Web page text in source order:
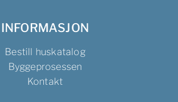
INFORMASJON
Bestill huskatalog
Byggeprosessen
Kontakt